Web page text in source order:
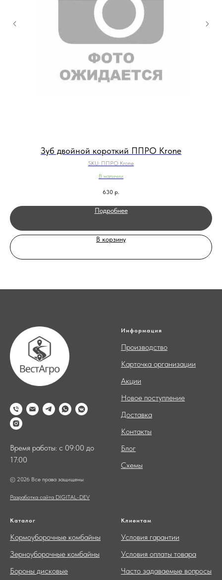
Зуб двойной короткий ППРО Krone
SKU: ППРО Krone
В наличии
630 р.
Подробнее
В корзину
Время работы: с 09:00 до
17:00
© 2026 Все права защищены
Разработка сайта DIGITAL-DEV
Информация
Производство
Карточка организации
Акции
Новое поступление
Доставка
Контакты
Блог
Схемы
Каталог
Кормоуборочные комбайны
Зерноуборочные комбайны
Бороны дисковые
Клиентам
Условия гарантии
Условия оплаты товара
Часто задаваемые вопросы